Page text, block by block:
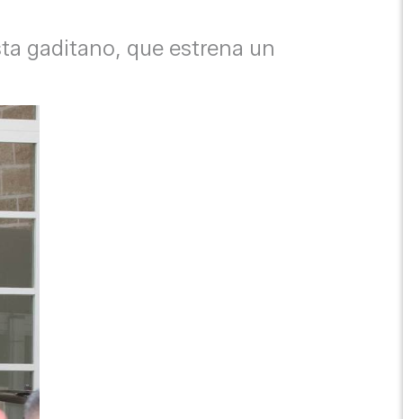
gaditano, que estrena un